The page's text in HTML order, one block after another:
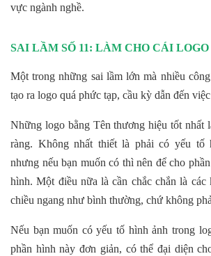
vực ngành nghề.
SAI LẦM SỐ 11: LÀM CHO CÁI
Một trong những sai lầm lớn mà nhiều
tạo ra logo quá phức tạp, cầu kỳ dẫn đến
Những logo bằng Tên thương hiệu tốt nhất
ràng. Không nhất thiết là phải có yếu tố
nhưng nếu bạn muốn có thì nên để cho
hình. Một điều nữa là cần chắc chắn là
chiều ngang như bình thường, chứ không
Nếu bạn muốn có yếu tố hình ảnh trong
phần hình này đơn giản, có thể đại diện